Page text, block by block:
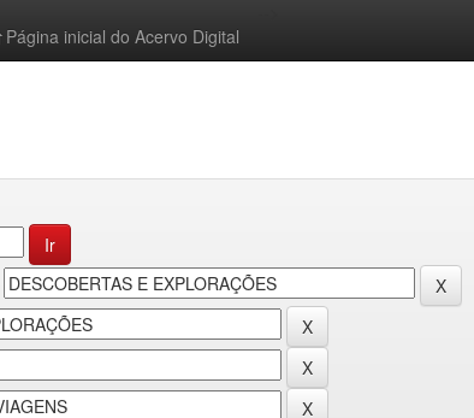
Página inicial do Acervo Digital